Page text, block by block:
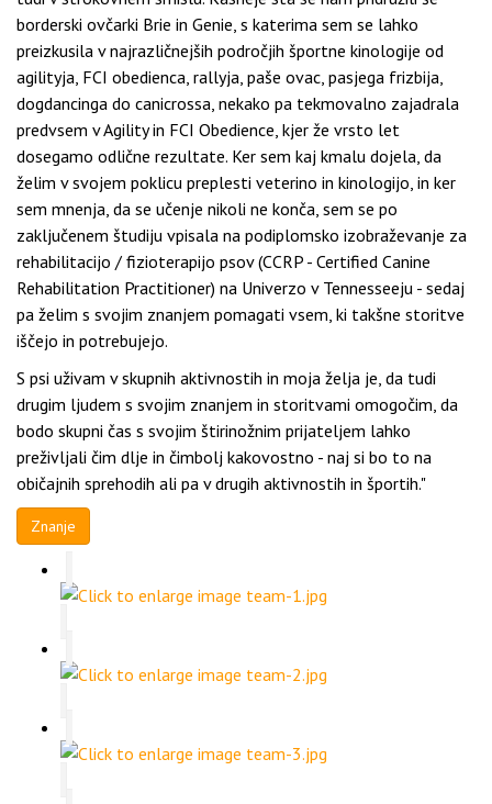
borderski ovčarki Brie in Genie, s katerima sem se lahko
preizkusila v najrazličnejših področjih športne kinologije od
agilityja, FCI obedienca, rallyja, paše ovac, pasjega frizbija,
dogdancinga do canicrossa, nekako pa tekmovalno zajadrala
predvsem v Agility in FCI Obedience, kjer že vrsto let
dosegamo odlične rezultate. Ker sem kaj kmalu dojela, da
želim v svojem poklicu preplesti veterino in kinologijo, in ker
sem mnenja, da se učenje nikoli ne konča, sem se po
zaključenem študiju vpisala na podiplomsko izobraževanje za
rehabilitacijo / fizioterapijo psov (CCRP - Certified Canine
Rehabilitation Practitioner) na Univerzo v Tennesseeju - sedaj
pa želim s svojim znanjem pomagati vsem, ki takšne storitve
iščejo in potrebujejo.
S psi uživam v skupnih aktivnostih in moja želja je, da tudi
drugim ljudem s svojim znanjem in storitvami omogočim, da
bodo skupni čas s svojim štirinožnim prijateljem lahko
preživljali čim dlje in čimbolj kakovostno - naj si bo to na
običajnih sprehodih ali pa v drugih aktivnostih in športih."
Znanje